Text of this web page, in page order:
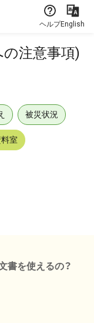
ヘルプEnglish
注意事項)
被災状況
室
書を使えるの？